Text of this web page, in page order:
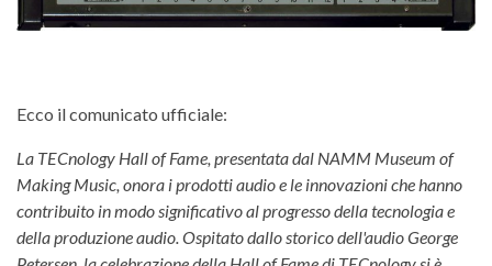
Ecco il comunicato ufficiale:
La TECnology Hall of Fame, presentata dal NAMM Museum of
Making Music, onora i prodotti audio e le innovazioni che hanno
contribuito in modo significativo al progresso della tecnologia e
della produzione audio. Ospitato dallo storico dell'audio George